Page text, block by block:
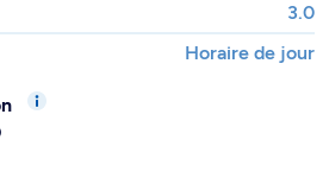
3.0
Horaire de jour